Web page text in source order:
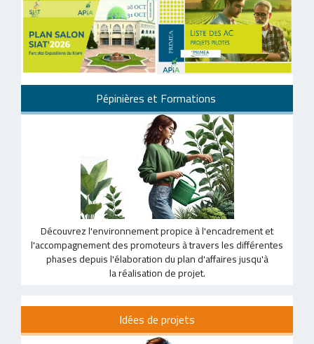
Pépinières et Formations
Découvrez l'environnement propice à l'encadrement et
l'accompagnement des promoteurs à travers les différentes
phases depuis l'élaboration du plan d'affaires jusqu'à
la réalisation de projet.
Idées de projets